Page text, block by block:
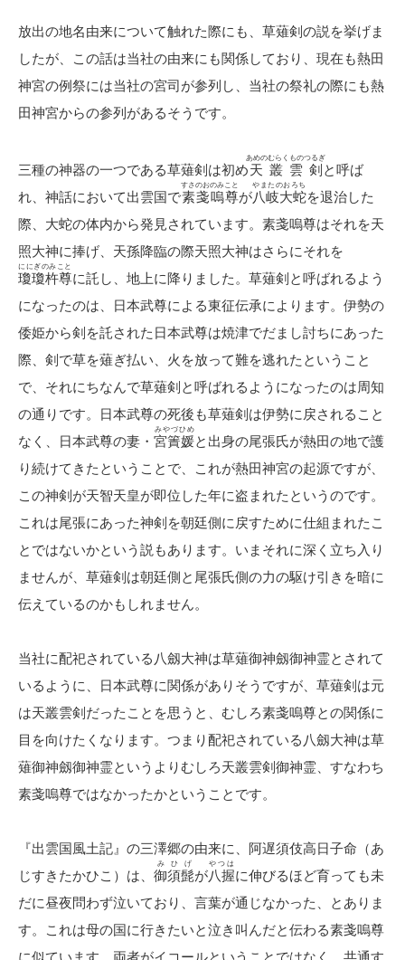
放出の地名由来について触れた際にも、草薙剣の説を挙げま
したが、この話は当社の由来にも関係しており、現在も熱田
神宮の例祭には当社の宮司が参列し、当社の祭礼の際にも熱
田神宮からの参列があるそうです。
三種の神器の一つである草薙剣は初め天叢雲剣
あめのむらくものつるぎ
と呼ば
れ、神話において出雲国で素戔嗚尊
すさのおのみこと
が八岐大蛇
やまたのおろち
を退治した
際、大蛇の体内から発見されています。素戔嗚尊はそれを天
照大神に捧げ、天孫降臨の際天照大神はさらにそれを
瓊瓊杵尊
ににぎのみこと
に託し、地上に降りました。草薙剣と呼ばれるよう
になったのは、日本武尊による東征伝承によります。伊勢の
倭姫から剣を託された日本武尊は焼津でだまし討ちにあった
際、剣で草を薙ぎ払い、火を放って難を逃れたということ
で、それにちなんで草薙剣と呼ばれるようになったのは周知
の通りです。日本武尊の死後も草薙剣は伊勢に戻されること
なく、日本武尊の妻・ 宮簀媛
みやづひめ
と出身の尾張氏が熱田の地で護
り続けてきたということで、これが熱田神宮の起源ですが、
この神剣が天智天皇が即位した年に盗まれたというのです。
これは尾張にあった神剣を朝廷側に戻すために仕組まれたこ
とではないかという説もあります。いまそれに深く立ち入り
ませんが、草薙剣は朝廷側と尾張氏側の力の駆け引きを暗に
伝えているのかもしれません。
当社に配祀されている八劔大神は草薙御神劔御神霊とされて
いるように、日本武尊に関係がありそうですが、草薙剣は元
は天叢雲剣だったことを思うと、むしろ素戔嗚尊との関係に
目を向けたくなります。つまり配祀されている八劔大神は草
薙御神劔御神霊というよりむしろ天叢雲剣御神霊、すなわち
素戔嗚尊ではなかったかということです。
『出雲国風土記』の三澤郷の由来に、阿遅須伎高日子命（あ
じすきたかひこ）は、 御須髭
みひげ
が八握
やつは
に伸びるほど育っても未
だに昼夜問わず泣いており、言葉が通じなかった、とありま
す。これは母の国に行きたいと泣き叫んだと伝わる素戔嗚尊